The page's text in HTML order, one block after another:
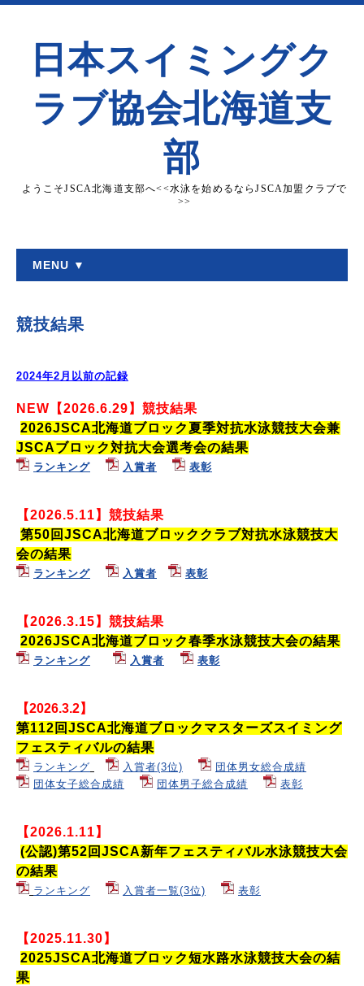
日本スイミングク
ラブ協会北海道支
部
ようこそJSCA北海道支部へ<<水泳を始めるならJSCA加盟クラブで
>>
MENU ▼
競技結果
2024年2月以前の記録
NEW【2026.6.29】競技結果
2026JSCA北海道ブロッ ク夏季対抗水泳競技大会兼
JSCAブロック対抗大会選考会の結果
ランキング 入賞者 表彰
【2026.5.11】競技結果
第50回JSCA北海道ブロッ ククラブ対抗水泳競技大
会の結果
ランキング 入賞者 表彰
【2026.3.15】競技結果
2026JSCA北海道ブロック春季水泳競技大会の結果
ランキング 入賞者 表彰
【2026.3.2】
第112回JSCA北海道ブロックマスターズスイミング
フェスティバルの結果
ランキング 入賞者(3位)
団体男女総合成績
団体女子総合成績
団体男子総合成績 表彰
【2026.1.11】
(公認)第52回JSCA新年フェスティバル水泳競技大会
の結果
ランキング 入賞者一覧(3位) 表彰
【2025.11.30】
2025JSCA北海道ブロック短水路水泳競技大会の結
果